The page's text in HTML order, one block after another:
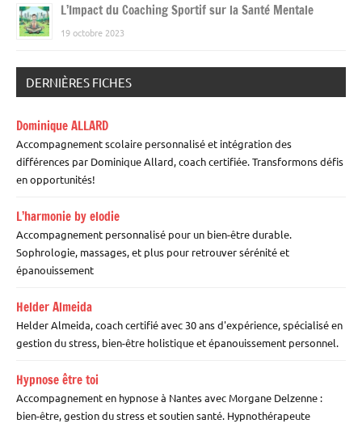
L’Impact du Coaching Sportif sur la Santé Mentale
19 octobre 2023
DERNIÈRES FICHES
Dominique ALLARD
Accompagnement scolaire personnalisé et intégration des
différences par Dominique Allard, coach certifiée. Transformons défis
en opportunités!
L’harmonie by elodie
Accompagnement personnalisé pour un bien-être durable.
Sophrologie, massages, et plus pour retrouver sérénité et
épanouissement
Helder Almeida
Helder Almeida, coach certifié avec 30 ans d'expérience, spécialisé en
gestion du stress, bien-être holistique et épanouissement personnel.
Hypnose être toi
Accompagnement en hypnose à Nantes avec Morgane Delzenne :
bien-être, gestion du stress et soutien santé. Hypnothérapeute